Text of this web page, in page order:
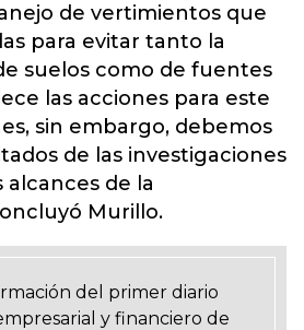
de vertimientos que
para evitar tanto la
suelos como de fuentes
las acciones para este
sin embargo, debemos
de las investigaciones
alcances de la
Murillo.
del primer diario
y financiero de